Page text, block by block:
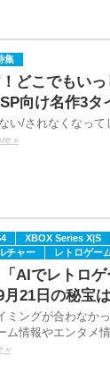
集
どこでもいっ
向け名作3タ
い/されなくなっ
»
XBOX Series X|S
チャー レトロゲー
AIでレトロ
21日の秘宝
ミングが合わなか
ム情報やエンタメ
»